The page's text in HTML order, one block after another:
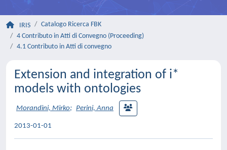
IRIS
Catalogo Ricerca FBK
4 Contributo in Atti di Convegno (Proceeding)
4.1 Contributo in Atti di convegno
Extension and integration of i*
models with ontologies
Morandini, Mirko; Perini, Anna
2013-01-01